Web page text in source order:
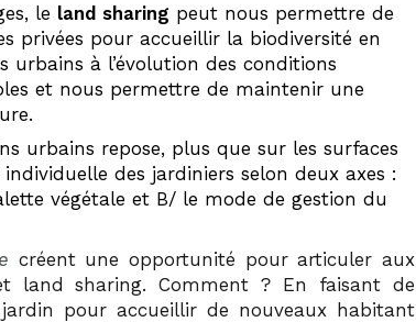
le land sharing peut nous permettre de
privées pour accueillir la biodiversité en
urbains à l’évolution des conditions
et nous permettre de maintenir une
urbains repose, plus que sur les surfaces
des jardiniers selon deux axes :
végétale et B/ le mode de gestion du
créent une opportunité pour articuler aux
land sharing. Comment ? En faisant de
pour accueillir de nouveaux habitant